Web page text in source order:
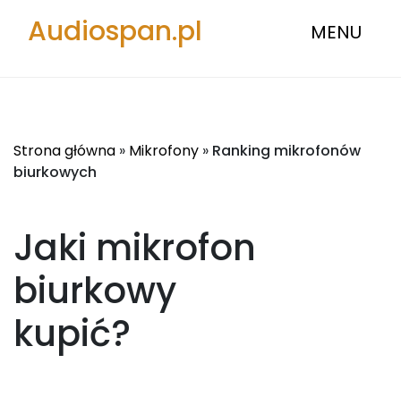
Audiospan.pl MENU
Strona główna » Mikrofony » Ranking mikrofonów
biurkowych
Jaki mikrofon
biurkowy
kupić?